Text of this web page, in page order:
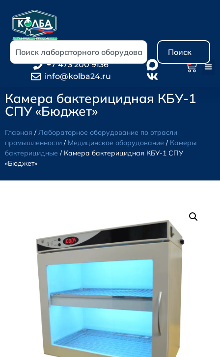
Поиск
+7 473 200 9136
info@kolba24.ru
Камера бактерицидная КБУ-1
СПУ «Бюджет»
Главная /Лабораторное оборудование по отрасли
промышленности / Медицинское оборудование / Камеры
бактерицидные / Камера бактерицидная КБУ-1 СПУ
«Бюджет»